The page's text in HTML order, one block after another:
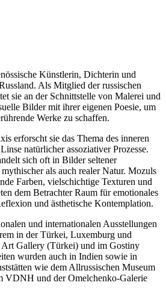
Künstlerin, Dichterin und
Als Mitglied der russischen
sie an der Schnittstelle von Malerei und
Bilder mit ihrer eigenen Poesie, um
Werke zu schaffen.
erforscht sie das Thema des inneren
natürlicher assoziativer Prozesse.
sich oft in Bilder seltener
als auch realer Natur. Mozuls
Farben, vielschichtige Texturen und
dem Betrachter Raum für emotionales
und ästhetische Kontemplation.
und internationalen Ausstellungen
in der Türkei, Luxemburg und
Art Gallery (Türkei) und im Gostiny
wurden auch in Indien sowie in
wie dem Allrussischen Museum
VDNH und der Omelchenko-Galerie